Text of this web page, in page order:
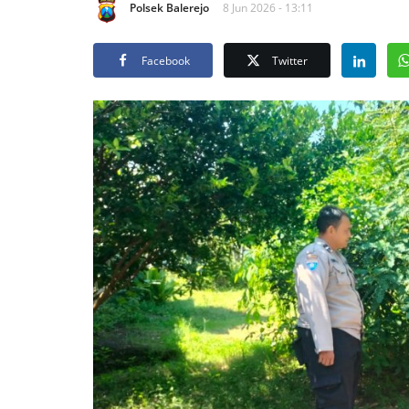
Polsek Balerejo 8 Jun 2026 - 13:11
Facebook Twitter